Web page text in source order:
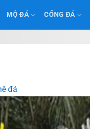
MỘ ĐÁ CỔNG ĐÁ
đá